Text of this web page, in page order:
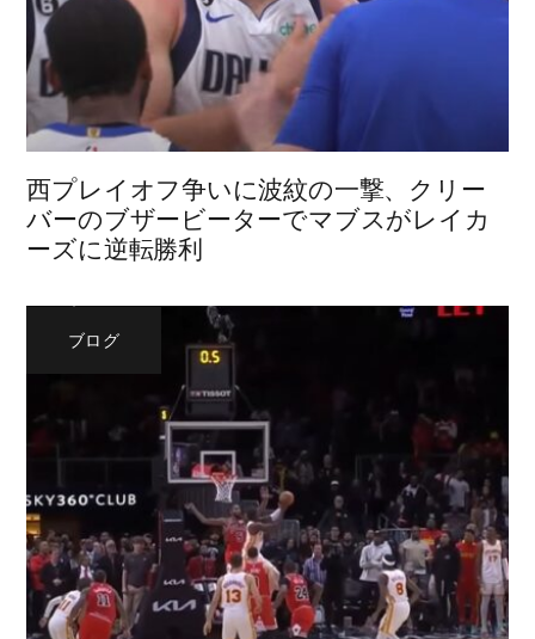
西プレイオフ争いに波紋の一撃、クリー
バーのブザービーターでマブスがレイカ
ーズに逆転勝利
ブログ